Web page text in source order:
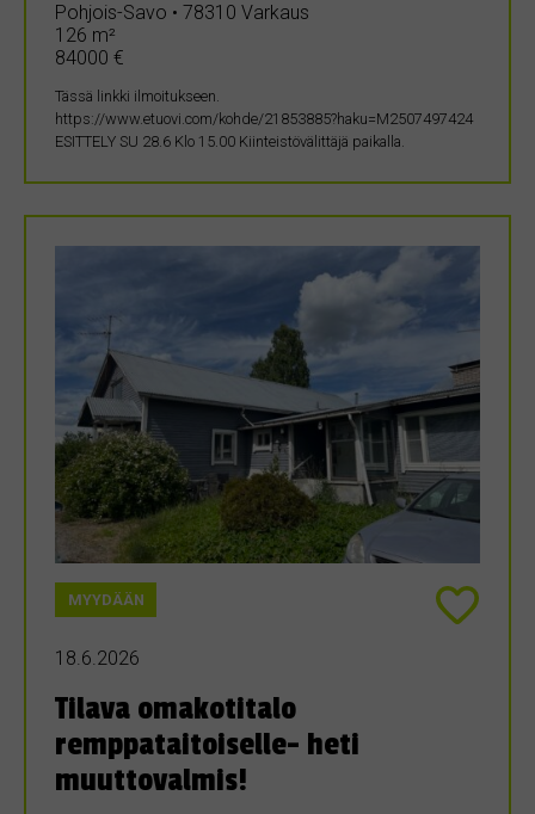
Pohjois-Savo • 78310 Varkaus
126 m²
84000 €
Tässä linkki ilmoitukseen.
https://www.etuovi.com/kohde/21853885?haku=M2507497424
ESITTELY SU 28.6 Klo 15.00 Kiinteistövälittäjä paikalla.
MYYDÄÄN
18.6.2026
Tilava omakotitalo
remppataitoiselle- heti
muuttovalmis!